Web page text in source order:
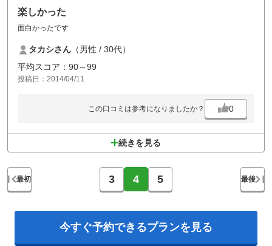
楽しかった
面白かったです
タカシさん （男性 / 30代）
平均スコア：90～99
投稿日：2014/04/11
この口コミは参考になりましたか？ 0
続きを見る
最初 3 4 5 最後
今すぐ予約できるプランを見る